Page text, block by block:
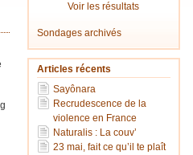
Voir les résultats
Sondages archivés
Articles récents
Sayônara
Recrudescence de la
violence en France
Naturalis : La couv’
23 mai, fait ce qu’il te plaît